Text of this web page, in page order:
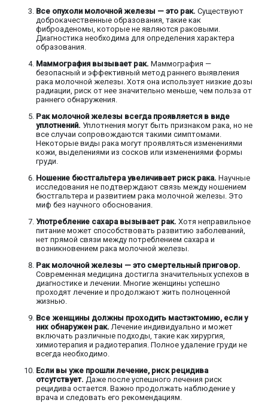
Все опухоли молочной железы — это рак. Существуют
доброкачественные образования, такие как
фиброаденомы, которые не являются раковыми.
Диагностика необходима для определения характера
образования.
Маммография вызывает рак. Маммография —
безопасный и эффективный метод раннего выявления
рака молочной железы. Хотя она использует низкие дозы
радиации, риск от нее значительно меньше, чем польза от
раннего обнаружения.
Рак молочной железы всегда проявляется в виде
уплотнений. Уплотнения могут быть признаком рака, но не
все случаи сопровождаются такими симптомами.
Некоторые виды рака могут проявляться изменениями
кожи, выделениями из сосков или изменениями формы
груди.
Ношение бюстгальтера увеличивает риск рака. Научные
исследования не подтверждают связь между ношением
бюстгальтера и развитием рака молочной железы. Это
миф без научного обоснования.
Употребление сахара вызывает рак. Хотя неправильное
питание может способствовать развитию заболеваний,
нет прямой связи между потреблением сахара и
возникновением рака молочной железы.
Рак молочной железы — это смертельный приговор.
Современная медицина достигла значительных успехов в
диагностике и лечении. Многие женщины успешно
проходят лечение и продолжают жить полноценной
жизнью.
Все женщины должны проходить мастэктомию, если у
них обнаружен рак. Лечение индивидуально и может
включать различные подходы, такие как хирургия,
химиотерапия и радиотерапия. Полное удаление груди не
всегда необходимо.
Если вы уже прошли лечение, риск рецидива
отсутствует. Даже после успешного лечения риск
рецидива остается. Важно продолжать наблюдение у
врача и следовать его рекомендациям.